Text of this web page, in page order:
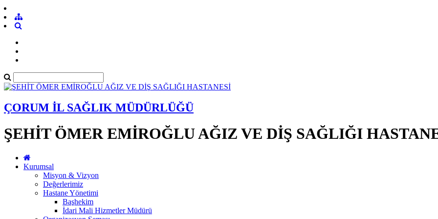
ÇORUM İL SAĞLIK MÜDÜRLÜĞÜ
ŞEHİT ÖMER EMİROĞLU AĞIZ VE DİŞ SAĞLIĞI
Kurumsal
Misyon & Vizyon
Değerlerimiz
Hastane Yönetimi
Başhekim
İdari Mali Hizmetler Müdürü